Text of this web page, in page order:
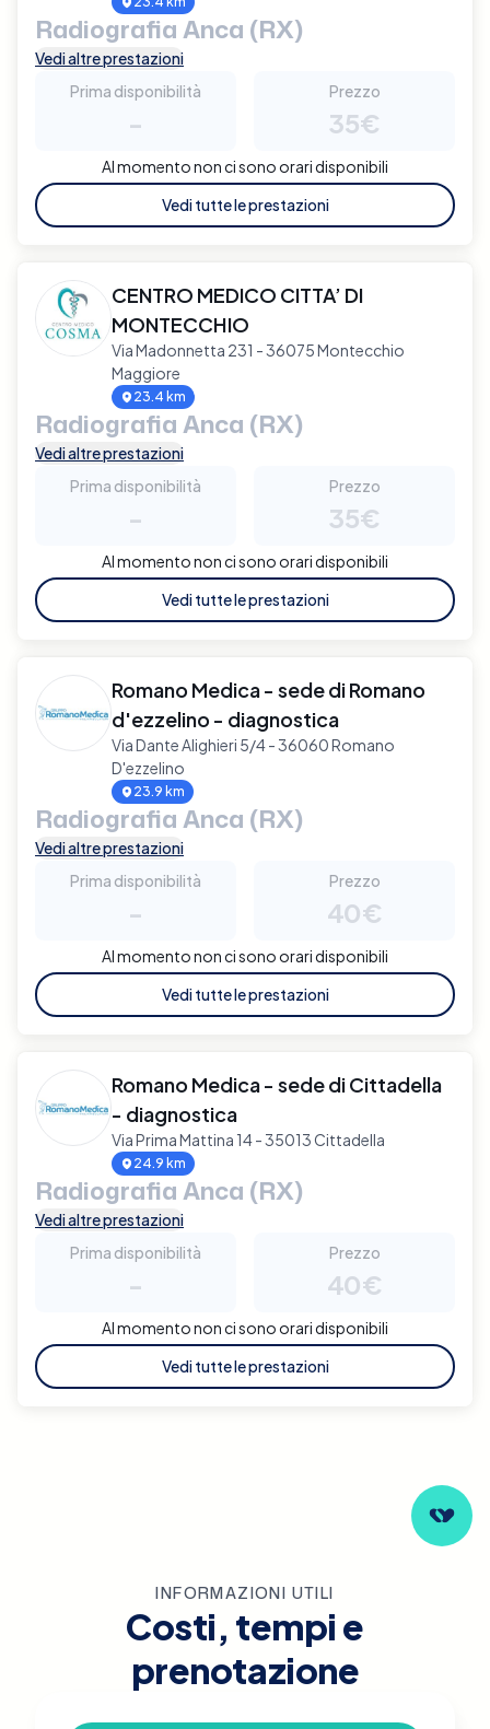
Radiografia Anca (RX)
Vedi altre prestazioni
Prima disponibilità
-
Prezzo
35€
Al momento non ci sono orari disponibili
Vedi tutte le prestazioni
CENTRO MEDICO CITTA’ DI
MONTECCHIO
Via Madonnetta 231 - 36075 Montecchio
Maggiore
23.4 km
Radiografia Anca (RX)
Vedi altre prestazioni
Prima disponibilità
-
Prezzo
35€
Al momento non ci sono orari disponibili
Vedi tutte le prestazioni
Romano Medica - sede di Romano
d'ezzelino - diagnostica
Via Dante Alighieri 5/4 - 36060 Romano
D'ezzelino
23.9 km
Radiografia Anca (RX)
Vedi altre prestazioni
Prima disponibilità
-
Prezzo
40€
Al momento non ci sono orari disponibili
Vedi tutte le prestazioni
Romano Medica - sede di Cittadella
- diagnostica
Via Prima Mattina 14 - 35013 Cittadella
24.9 km
Radiografia Anca (RX)
Vedi altre prestazioni
Prima disponibilità
-
Prezzo
40€
Al momento non ci sono orari disponibili
Vedi tutte le prestazioni
INFORMAZIONI UTILI
Costi, tempi e
prenotazione